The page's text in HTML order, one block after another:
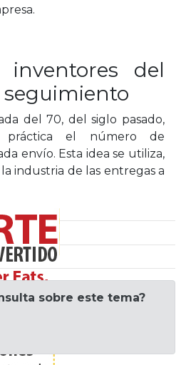
inventores del
del 70, del siglo pasado,
el número de
envío. Esta idea se utiliza,
industria de las entregas a
sobre este tema?